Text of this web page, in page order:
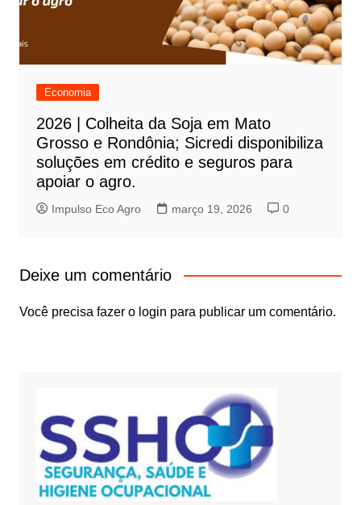
Economia
2026 | Colheita da Soja em Mato
Grosso e Rondônia; Sicredi disponibiliza
soluções em crédito e seguros para
apoiar o agro.
Impulso Eco Agro março 19, 2026 0
Deixe um comentário
Você precisa fazer o login para publicar um comentário.